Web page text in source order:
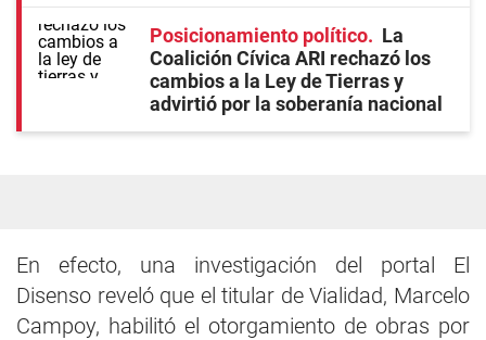
Posicionamiento político
La
Coalición Cívica ARI rechazó los
cambios a la Ley de Tierras y
advirtió por la soberanía nacional
En efecto, una investigación del portal El
Disenso reveló que el titular de Vialidad, Marcelo
Campoy, habilitó el otorgamiento de obras por